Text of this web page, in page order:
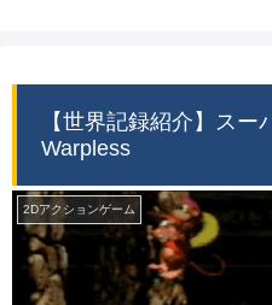
【世界記録紹介】ス
Warpless
2Dアクションゲーム